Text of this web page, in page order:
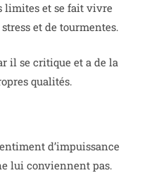
limites et se fait vivre
et de tourmentes.
il se critique et a de la
qualités.
d’impuissance
lui conviennent pas.